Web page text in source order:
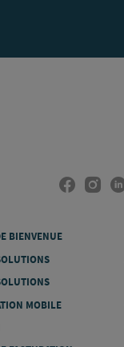
BIENVENUE
MOBILE